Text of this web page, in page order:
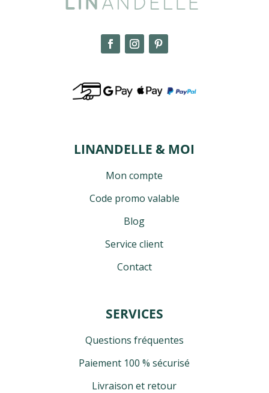
LINANDELLE & MOI
Mon compte
Code promo valable
Blog
Service client
Contact
SERVICES
Questions fréquentes
Paiement 100 % sécurisé
Livraison et retour